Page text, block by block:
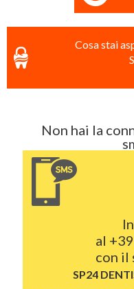
Cosa stai
Non hai la
al
con il
SP24